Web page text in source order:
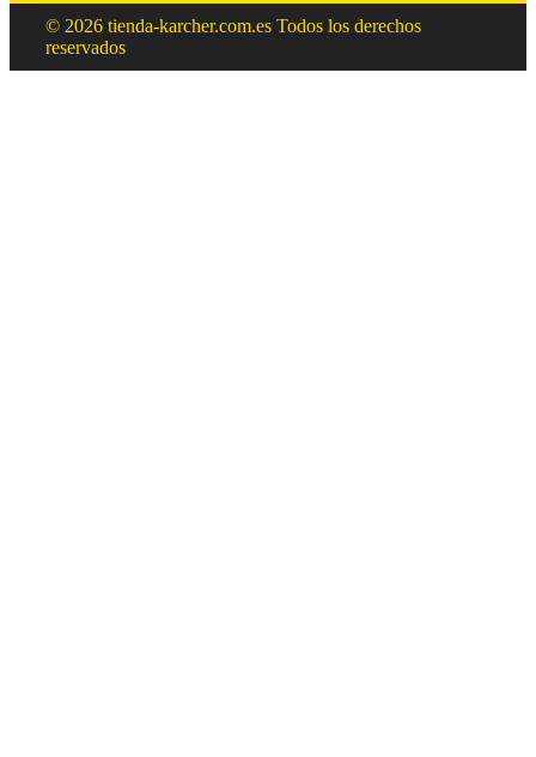
© 2026 tienda-karcher.com.es Todos los derechos
reservados